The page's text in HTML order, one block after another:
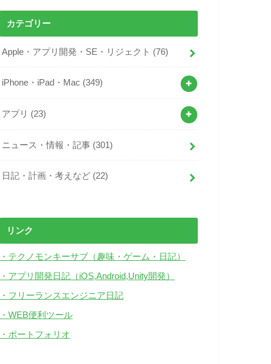
カテゴリー
Apple・アプリ開発・SE・リジェクト (76)
iPhone・iPad・Mac (349)
アプリ (23)
ニュース・情報・記事 (301)
日記・計画・考えなど (22)
リンク
・テクノモンキーサブ（趣味・ゲーム・日記）
・アプリ開発日記（iOS,Android,Unity開発）
・フリーランスエンジニア日記
・WEB便利ツール
・ポートフォリオ